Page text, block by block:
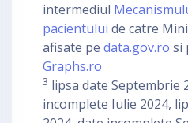
intermediul
pacientului de catre
afisate pe data.gov.ro si
Graphs.ro
3 lipsa date Septembrie
incomplete Iulie 2024,